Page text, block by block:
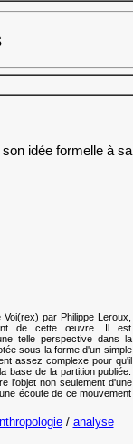
idée formelle à sa
par Philippe Leroux,
de cette œuvre. Il est
telle perspective dans la
sous la forme d'un simple
assez complexe pour qu'il
base de la partition publiée.
l'objet non seulement d'une
écoute de ce mouvement
/ analyse